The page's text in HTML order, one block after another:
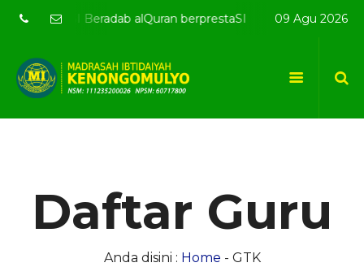
alQuran berprestaSI Selamat Datang di website
09 Agu 2026
Daftar Guru
Anda disini : Home - GTK